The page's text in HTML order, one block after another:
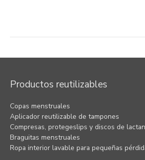
Productos reutilizables
Copas menstruales
Aplicador reutilizable de tampones
Compresas, protegeslips y discos de
Braguitas menstruales
Ropa interior lavable para pequeñas